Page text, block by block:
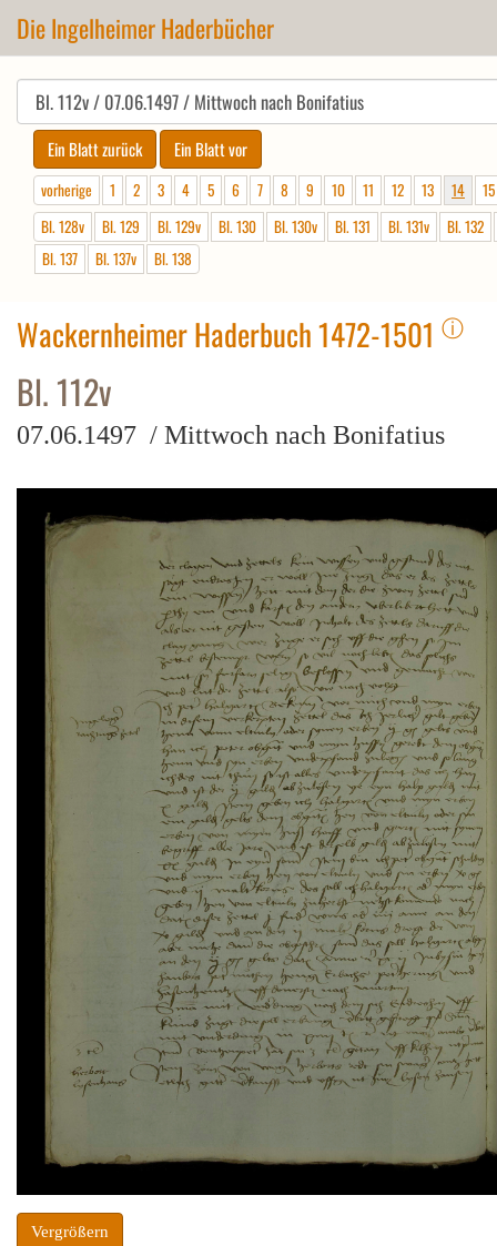
Die Ingelheimer Haderbücher
vorherige 1 2 3 4 5 6 7 8 9 10 11 12 13 14
15
Bl. 128v
Bl. 129 Bl. 129v Bl. 130 Bl. 130v Bl. 131 Bl. 131v
Bl. 132
Bl. 137
Bl. 137v Bl. 138
Wackernheimer Haderbuch 1472-1501 ⓘ
Bl. 112v
07.06.1497 / Mittwoch nach Bonifatius
Vergrößern